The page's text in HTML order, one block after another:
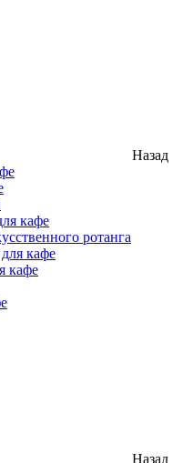
Назад
кафе
ротанга
кафе
кафе
Назад